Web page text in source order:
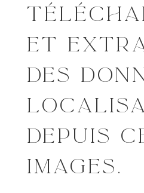
ET
DES
DEPUIS
IMAGES.